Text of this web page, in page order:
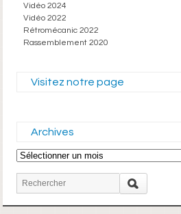
Vidéo 2024
Vidéo 2022
Rétromécanic 2022
Rassemblement 2020
Visitez notre page
Archives
Archives